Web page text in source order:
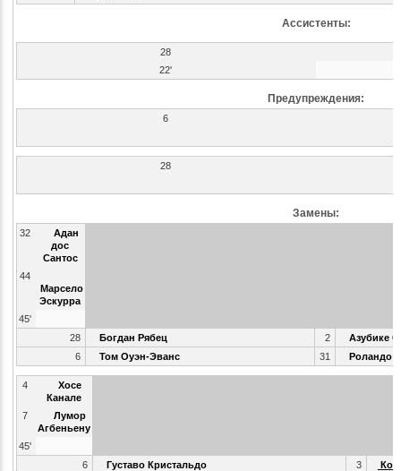
Ассистенты:
28
22'
Предупреждения:
6
28
Замены:
32
Адан
дос
Сантос
44
Марсело
Эскурра
45'
28
Богдан Рябец 2
Азубике
6
Том Оуэн-Эванс 31 Роландо
4
Хосе
Канале
7
Лумор
Агбеньену
45'
6
Густаво Кристальдо 3